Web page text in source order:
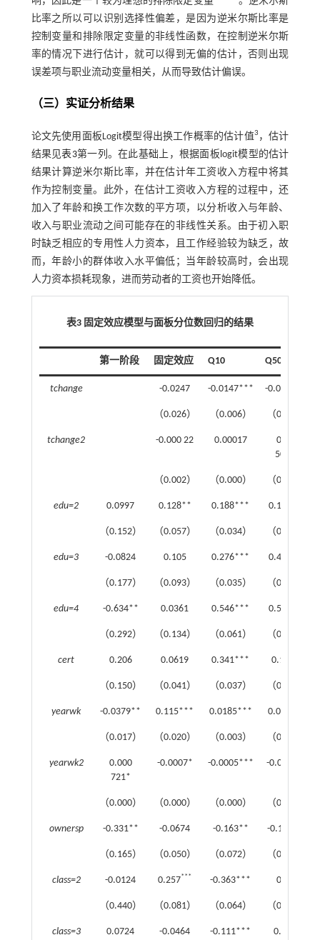
比率之所以可以识别选择性偏差，是因为逆米尔斯比率是
控制变量和排除限定变量的非线性函数，在控制逆米尔斯
率的情况下进行估计，就可以得到无偏的估计，否则出现
误差项与职业流动变量相关，从而导致估计偏误。
（三）实证分析结果
论文先使用面板Logit模型得出换工作概率的估计值3 ，估计
结果见表3第一列。在此基础上，根据面板logit模型的估计
结果计算逆米尔斯比率，并在估计年工资收入方程中将其
作为控制变量。此外，在估计工资收入方程的过程中，还
加入了年龄和换工作次数的平方项，以分析收入与年龄、
收入与职业流动之间可能存在的非线性关系。由于初入职
时缺乏相应的专用性人力资本，且工作经验较为缺乏，故
而，年龄小的群体收入水平偏低；当年龄较高时，会出现
人力资本损耗现象，进而劳动者的工资也开始降低。
表3 固定效应模型与面板分位数回归的结果
第一阶段 固定效应 Q10 Q50
tchange -0.0247 -0.0147*** -0.0752***
（0.026） （0.006） （0.021）
tchange2 -0.000 22 0.00017
0.004
50***
（0.002） （0.000） （0.002）
edu=2 0.0997 0.128** 0.188*** 0.160***
（0.152） （0.057） （0.034） （0.051）
edu=3 -0.0824 0.105 0.276*** 0.455***
（0.177） （0.093） （0.035） （0.057）
edu=4 -0.634** 0.0361 0.546*** 0.563***
（0.292） （0.134） （0.061） （0.120）
cert 0.206 0.0619 0.341*** 0.152**
（0.150） （0.041） （0.037） （0.069）
yearwk -0.0379** 0.115*** 0.0185*** 0.000 364
（0.017） （0.020） （0.003） （0.003）
yearwk2
0.000
721*
-0.0007* -0.0005*** -0.000 032
（0.000） （0.000） （0.000） （0.000）
ownersp -0.331** -0.0674 -0.163** -0.158***
（0.165） （0.050） （0.072） （0.060）
class=2 -0.0124 0.257*** -0.363*** 0.107
（0.440） （0.081） （0.064） （0.200）
class=3 0.0724 -0.0464 -0.111*** 0.0686